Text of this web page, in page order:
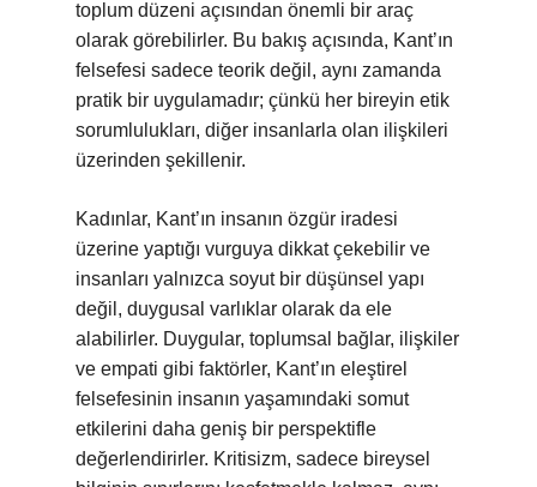
toplum düzeni açısından önemli bir araç
olarak görebilirler. Bu bakış açısında, Kant’ın
felsefesi sadece teorik değil, aynı zamanda
pratik bir uygulamadır; çünkü her bireyin etik
sorumlulukları, diğer insanlarla olan ilişkileri
üzerinden şekillenir.
Kadınlar, Kant’ın insanın özgür iradesi
üzerine yaptığı vurguya dikkat çekebilir ve
insanları yalnızca soyut bir düşünsel yapı
değil, duygusal varlıklar olarak da ele
alabilirler. Duygular, toplumsal bağlar, ilişkiler
ve empati gibi faktörler, Kant’ın eleştirel
felsefesinin insanın yaşamındaki somut
etkilerini daha geniş bir perspektifle
değerlendirirler. Kritisizm, sadece bireysel